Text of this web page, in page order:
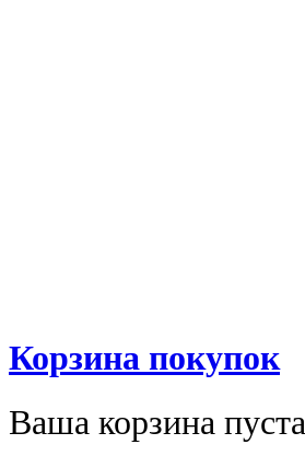
Корзина покупок
Ваша корзина пуста